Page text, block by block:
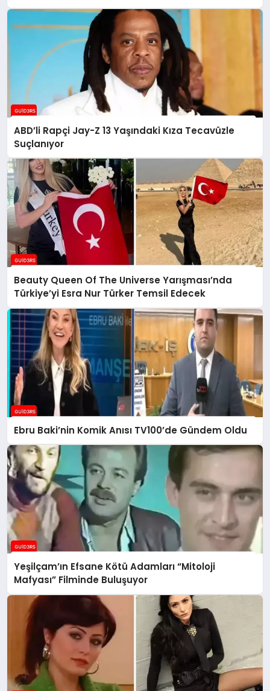
ABD’li Rapçi Jay-Z 13 Yaşındaki Kıza Tecavüzle
Suçlanıyor
Beauty Queen Of The Universe Yarışması’nda
Türkiye’yi Esra Nur Türker Temsil Edecek
Ebru Baki’nin Komik Anısı TV100’de Gündem Oldu
Yeşilçam’ın Efsane Kötü Adamları “Mitoloji
Mafyası” Filminde Buluşuyor